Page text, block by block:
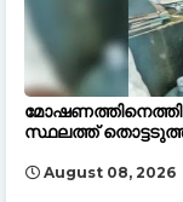
സ്ഥലത്ത്
August 08, 2026